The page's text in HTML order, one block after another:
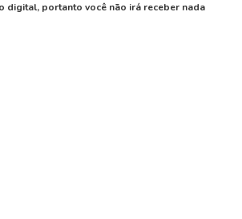
digital, portanto você não irá receber nada